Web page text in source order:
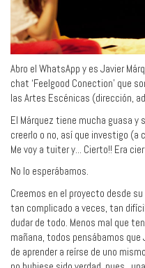
Abro el WhatsApp y es Javier
chat ‘Feelgood Conection’ que
las Artes Escénicas (dirección,
El Márquez tiene mucha guasa
creerlo o no, así que investigo (a
Me voy a tuiter y... Cierto!! Era
No lo esperábamos.
Creemos en el proyecto desde
tan complicado a veces, tan
dudar de todo. Menos mal que
mañana, todos pensábamos que
de aprender a reírse de uno